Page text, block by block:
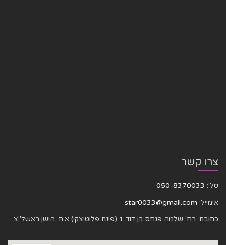
צרו קשר
טל': 050-8370033
אימייל: star0033@gmail.com
כתובת: רח' שלמה פנחס בן דוד 1 (פינת פלוטיצקי) א.ת. הישן ראשל"צ